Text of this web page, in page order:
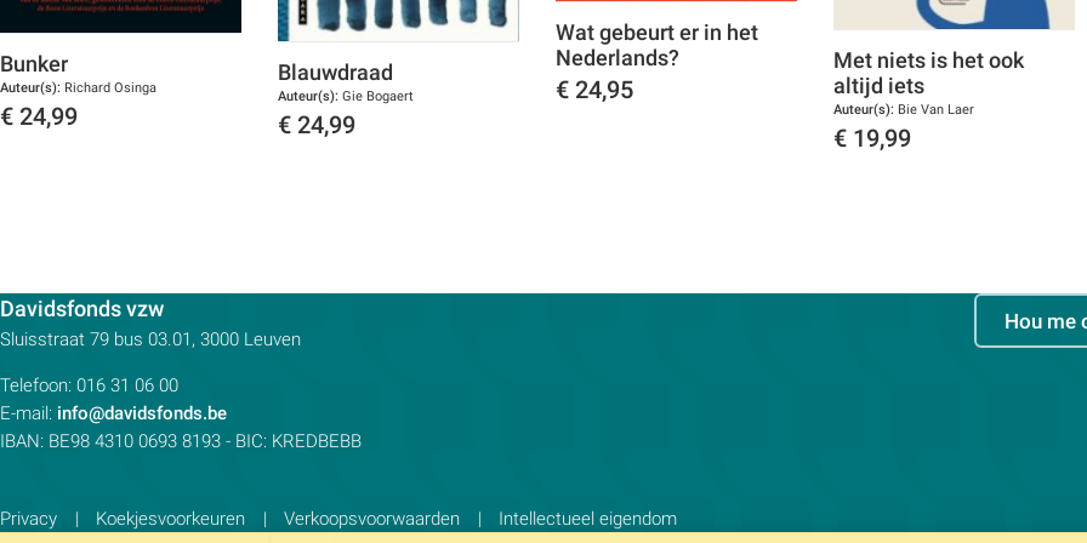
Bunker
Auteur(s): Richard Osinga
€ 24,99
Blauwdraad
Auteur(s): Gie Bogaert
€ 24,99
Wat gebeurt er in het
Nederlands?
€ 24,95
Met niets is het ook
altijd iets
Auteur(s): Bie Van Laer
€ 19,99
Davidsfonds vzwContactpersoon:
Adres:
Sluisstraat 79 bus 03.01, 3000 Leuven
Telefoon: 016 31 06 00
E-mail: info@davidsfonds.be
IBAN: BE98 4310 0693 8193 - BIC: KREDBEBB
Privacy Koekjesvoorkeuren Verkoopsvoorwaarden Intellectueel eigendom
Hou me